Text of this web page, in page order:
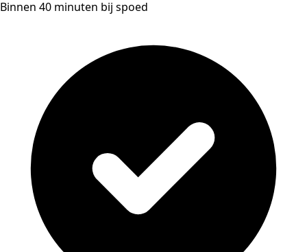
Binnen 40 minuten bij spoed